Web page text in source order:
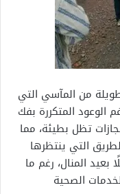
من المآسي التي
الوعود المتكررة بفك
تظل بطيئة، مما
التي ينتظرها
المنال، رغم ما
الصحية